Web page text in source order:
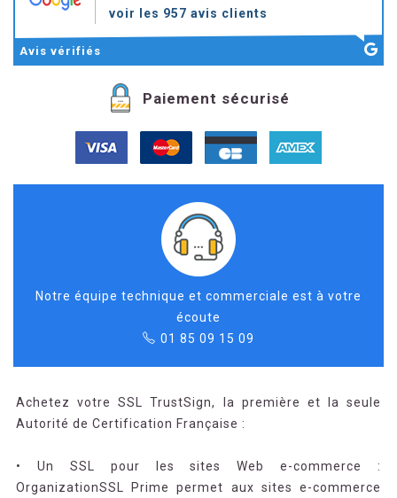
voir les 957 avis clients
Avis vérifiés
Paiement sécurisé
Notre équipe technique et commerciale est à votre
écoute
01 85 09 15 09
Achetez votre SSL TrustSign, la première et la seule
Autorité de Certification Française :
• Un SSL pour les sites Web e-commerce :
OrganizationSSL Prime permet aux sites e-commerce